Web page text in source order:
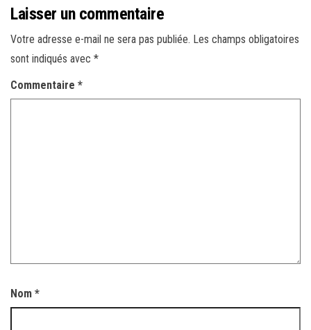
Laisser un commentaire
Votre adresse e-mail ne sera pas publiée. Les champs obligatoires
sont indiqués avec *
Commentaire *
Nom *